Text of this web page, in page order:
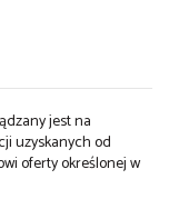
jest na
uzyskanych od
oferty określonej w